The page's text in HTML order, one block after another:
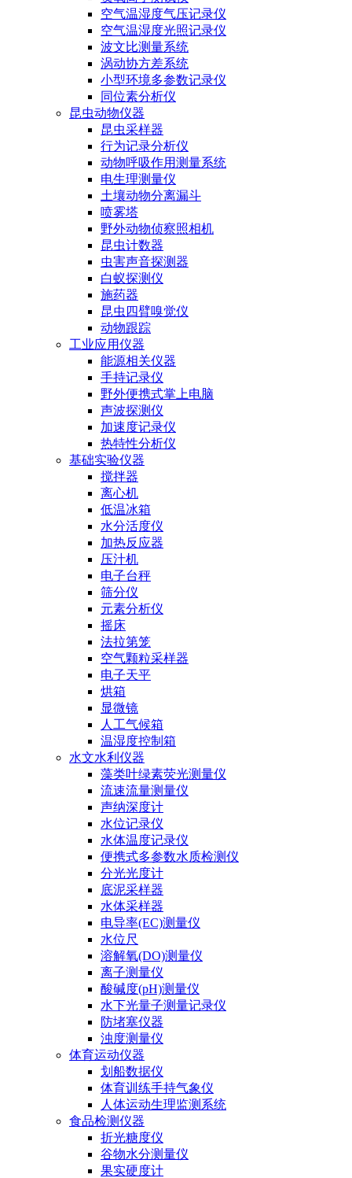
空气温湿度气压记录仪
空气温湿度光照记录仪
波文比测量系统
涡动协方差系统
小型环境多参数记录仪
同位素分析仪
昆虫动物仪器
昆虫采样器
行为记录分析仪
动物呼吸作用测量系统
电生理测量仪
土壤动物分离漏斗
喷雾塔
野外动物侦察照相机
昆虫计数器
虫害声音探测器
白蚁探测仪
施药器
昆虫四臂嗅觉仪
动物跟踪
工业应用仪器
能源相关仪器
手持记录仪
野外便携式掌上电脑
声波探测仪
加速度记录仪
热特性分析仪
基础实验仪器
搅拌器
离心机
低温冰箱
水分活度仪
加热反应器
压汁机
电子台秤
筛分仪
元素分析仪
摇床
法拉第笼
空气颗粒采样器
电子天平
烘箱
显微镜
人工气候箱
温湿度控制箱
水文水利仪器
藻类叶绿素荧光测量仪
流速流量测量仪
声纳深度计
水位记录仪
水体温度记录仪
便携式多参数水质检测仪
分光光度计
底泥采样器
水体采样器
电导率(EC)测量仪
水位尺
溶解氧(DO)测量仪
离子测量仪
酸碱度(pH)测量仪
水下光量子测量记录仪
防堵塞仪器
浊度测量仪
体育运动仪器
划船数据仪
体育训练手持气象仪
人体运动生理监测系统
食品检测仪器
折光糖度仪
谷物水分测量仪
果实硬度计